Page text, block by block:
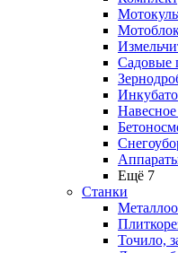
Садовые
Ещё 7
Станки
Точило,